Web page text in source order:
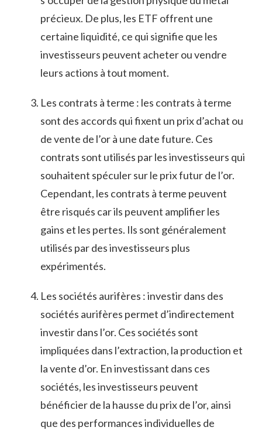
⁣précieux. De plus, les ‌ETF offrent une
certaine‍ liquidité, ce qui signifie que les
‌investisseurs peuvent acheter ou vendre
leurs actions à ⁤tout moment.
Les ⁣contrats à terme : les contrats à terme
sont des accords qui fixent un prix d’achat ou
de vente de l’or à une date future. Ces
contrats sont utilisés par les‍ investisseurs qui
souhaitent spéculer sur le ⁤prix futur de l’or.
Cependant, les contrats à terme peuvent
être risqués car ils peuvent amplifier les
gains⁢ et les pertes. Ils sont généralement ​
utilisés par des investisseurs plus
expérimentés.
Les⁢ sociétés‌ aurifères : investir dans des⁤
sociétés‍ aurifères permet ‍d’indirectement
investir dans l’or. Ces‍ sociétés sont
impliquées dans l’extraction, la production ⁣et
⁤la vente d’or. En investissant dans ces
sociétés, les investisseurs peuvent
bénéficier de la hausse⁣ du prix de‍ l’or, ainsi
que des ⁣performances⁣ individuelles de